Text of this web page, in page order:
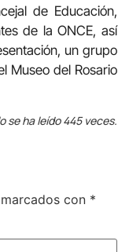
de Educación,
de la ONCE, así
un grupo
Museo del Rosario
se ha leído 445 veces.
con *